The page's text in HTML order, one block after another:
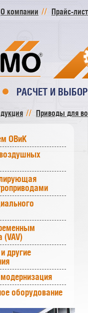
О компании Прайс-
РАСЧЕТ И ВЫБОР
Приводы для
ОВиК
другие
оборудование